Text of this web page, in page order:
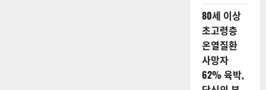
80세 이상
초고령층
온열질환
사망자
62% 육박,